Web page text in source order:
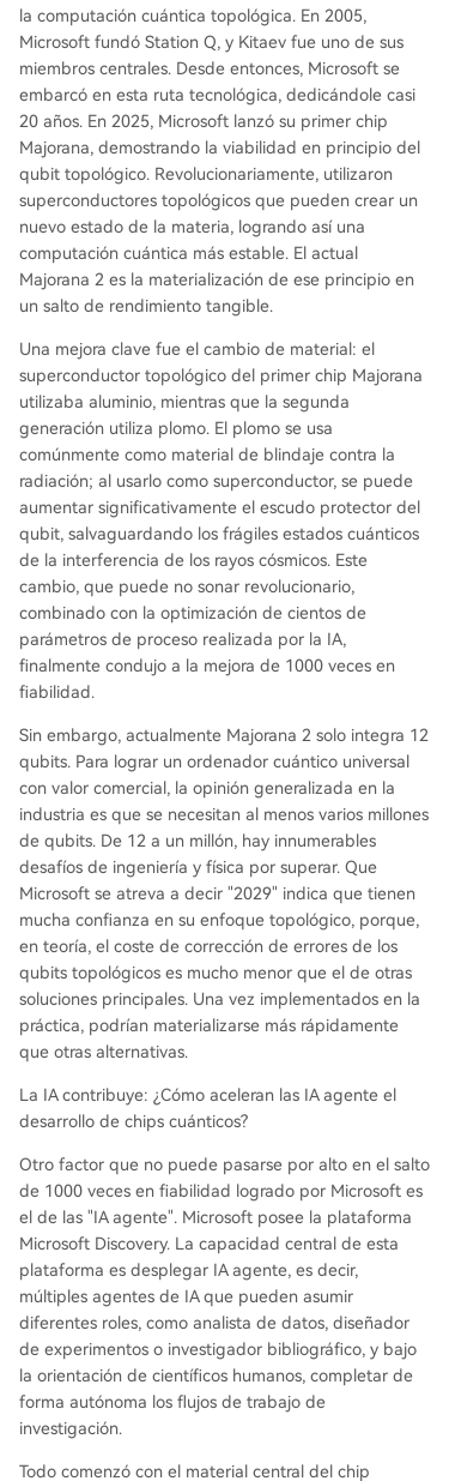
la computación cuántica topológica. En 2005,
Microsoft fundó Station Q, y Kitaev fue uno de sus
miembros centrales. Desde entonces, Microsoft se
embarcó en esta ruta tecnológica, dedicándole casi
20 años. En 2025, Microsoft lanzó su primer chip
Majorana, demostrando la viabilidad en principio del
qubit topológico. Revolucionariamente, utilizaron
superconductores topológicos que pueden crear un
nuevo estado de la materia, logrando así una
computación cuántica más estable. El actual
Majorana 2 es la materialización de ese principio en
un salto de rendimiento tangible.
Una mejora clave fue el cambio de material: el
superconductor topológico del primer chip Majorana
utilizaba aluminio, mientras que la segunda
generación utiliza plomo. El plomo se usa
comúnmente como material de blindaje contra la
radiación; al usarlo como superconductor, se puede
aumentar significativamente el escudo protector del
qubit, salvaguardando los frágiles estados cuánticos
de la interferencia de los rayos cósmicos. Este
cambio, que puede no sonar revolucionario,
combinado con la optimización de cientos de
parámetros de proceso realizada por la IA,
finalmente condujo a la mejora de 1000 veces en
fiabilidad.
Sin embargo, actualmente Majorana 2 solo integra 12
qubits. Para lograr un ordenador cuántico universal
con valor comercial, la opinión generalizada en la
industria es que se necesitan al menos varios millones
de qubits. De 12 a un millón, hay innumerables
desafíos de ingeniería y física por superar. Que
Microsoft se atreva a decir "2029" indica que tienen
mucha confianza en su enfoque topológico, porque,
en teoría, el coste de corrección de errores de los
qubits topológicos es mucho menor que el de otras
soluciones principales. Una vez implementados en la
práctica, podrían materializarse más rápidamente
que otras alternativas.
La IA contribuye: ¿Cómo aceleran las IA agente el
desarrollo de chips cuánticos?
Otro factor que no puede pasarse por alto en el salto
de 1000 veces en fiabilidad logrado por Microsoft es
el de las "IA agente". Microsoft posee la plataforma
Microsoft Discovery. La capacidad central de esta
plataforma es desplegar IA agente, es decir,
múltiples agentes de IA que pueden asumir
diferentes roles, como analista de datos, diseñador
de experimentos o investigador bibliográfico, y bajo
la orientación de científicos humanos, completar de
forma autónoma los flujos de trabajo de
investigación.
Todo comenzó con el material central del chip